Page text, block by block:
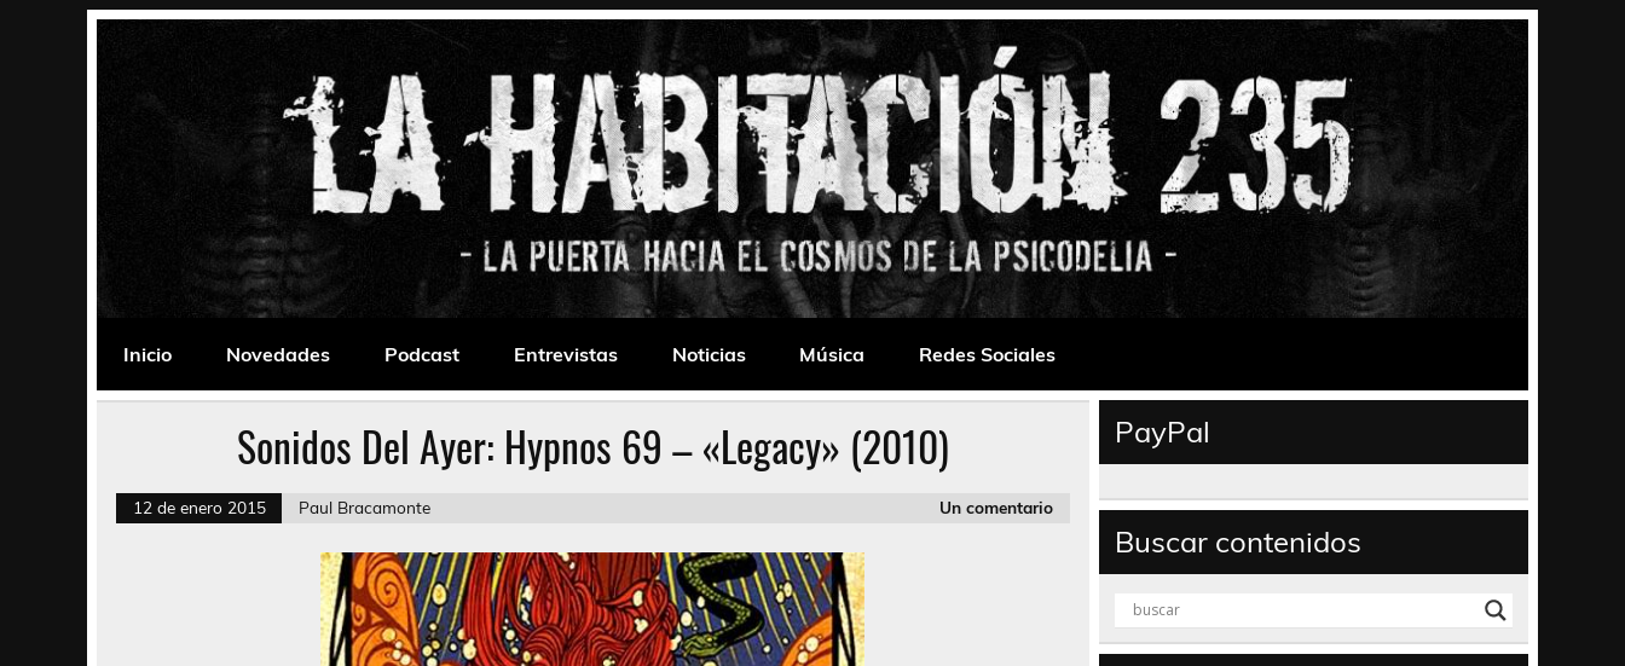
La Habitación 235
Inicio
Novedades Podcast Entrevistas Noticias Música Redes Sociales
Sonidos Del Ayer: Hypnos 69 – «Legacy» (2010)
12 de enero 2015 Paul Bracamonte Un comentario
PayPal
Buscar contenidos